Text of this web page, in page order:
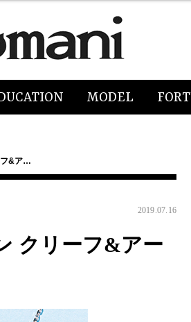
MODEL
フ&ア…
2019.07.16
クリーフ&アー